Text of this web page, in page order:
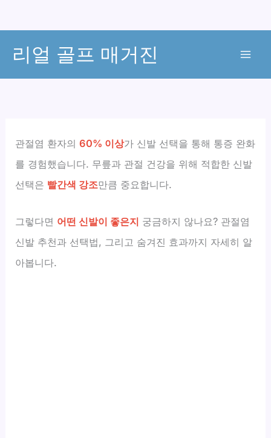
리얼 골프 매거진
관절염 환자의60% 이상가 신발 선택을 통해 통증 완화
를 경험했습니다. 무릎과 관절 건강을 위해 적합한 신발
선택은 빨간색 강조만큼 중요합니다.
그렇다면 어떤 신발이 좋은지 궁금하지 않나요? 관절염
신발 추천과 선택법, 그리고 숨겨진 효과까지 자세히 알
아봅니다.